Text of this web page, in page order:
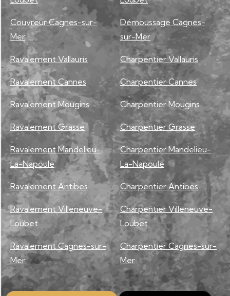
Couvreur Cagnes-sur-
Mer
Ravalement Vallauris
Ravalement Cannes
Ravalement Mougins
Ravalement Grasse
Ravalement Mandelieu-
La-Napoule
Ravalement Antibes
Ravalement Villeneuve-
Loubet
Ravalement Cagnes-sur-
Mer
Démoussage Cagnes-
sur-Mer
Charpentier Vallauris
Charpentier Cannes
Charpentier Mougins
Charpentier Grasse
Charpentier Mandelieu-
La-Napoule
Charpentier Antibes
Charpentier Villeneuve-
Loubet
Charpentier Cagnes-sur-
Mer